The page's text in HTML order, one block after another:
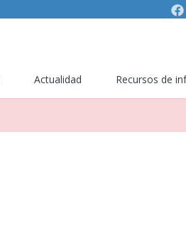
Actualidad Recursos de